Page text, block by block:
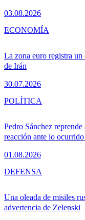
03.08.2026
La zona euro registra
de Irán
30.07.2026
ECONOMÍA
Pedro Sánchez
reacción ante lo ocurrido
01.08.2026
POLÍTICA
Una oleada de misiles
advertencia de Zelenski
DEFENSA